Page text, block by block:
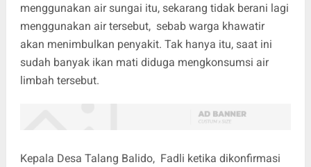
menggunakan air sungai itu, sekarang tidak berani lagi
menggunakan air tersebut, sebab warga khawatir
akan menimbulkan penyakit. Tak hanya itu, saat ini
sudah banyak ikan mati diduga mengkonsumsi air
limbah tersebut.
Kepala Desa Talang Balido, Fadli ketika dikonfirmasi